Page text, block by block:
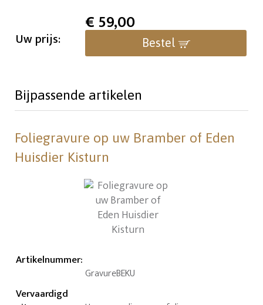
Uw prijs:
€59,00
Bestel
Bijpassende artikelen
Foliegravure op uw Bramber of Eden
Huisdier Kisturn
Artikelnummer:
GravureBEKU
Vervaardigd